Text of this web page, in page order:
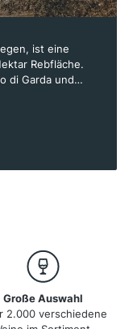
ist eine
Rebfläche.
di Garda und
für ihre
die in der
Nebbiolo im
Große Auswahl
2.000 verschiedene